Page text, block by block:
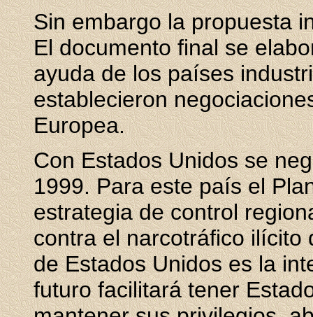
Sin embargo la propuesta
El documento final se
ayuda de los países
establecieron
Europea.
Con Estados Unidos se
1999. Para este país el
estrategia de control
contra el narcotráfico ilícito
de Estados Unidos es la
futuro facilitará tener